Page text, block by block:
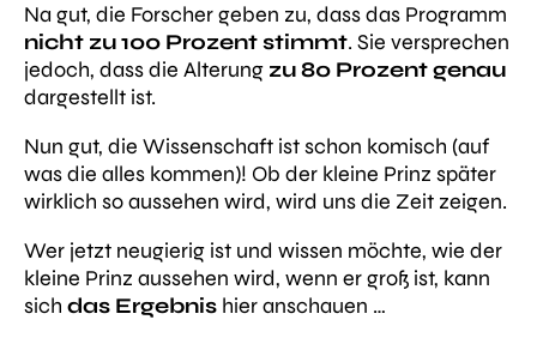
Na gut, die Forscher geben zu, dass das Programm
nicht zu 100 Prozent stimmt. Sie versprechen
jedoch, dass die Alterung zu80 Prozent genau
dargestellt ist.
Nun gut, die Wissenschaft ist schon komisch (auf
was die alles kommen)! Ob der kleine Prinz später
wirklich so aussehen wird, wird uns die Zeit zeigen.
Wer jetzt neugierig ist und wissen möchte, wie der
kleine Prinz aussehen wird, wenn er groß ist, kann
sich das Ergebnis hier anschauen …